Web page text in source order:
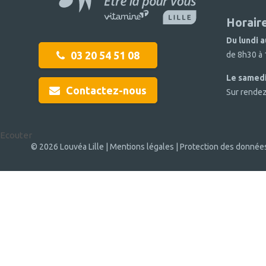
03 20 54 51 08
Contactez-nous
Du lundi
de 8h30 à
Le samedi
Sur
Ecouter
© 2026 Louvéa Lille | Mentions légales | Protection des